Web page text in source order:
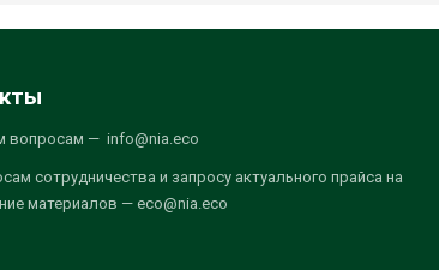
вопросам — info@nia.eco
сотрудничества и запросу актуального прайса на
материалов — eco@nia.eco